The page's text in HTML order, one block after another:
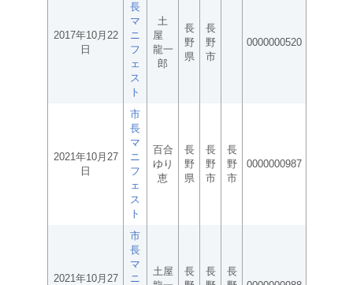
2017年10月22
日
長
マ
ニ
フ
ェ
ス
ト
土
屋
龍一
郎
長
野
県
長
野
市
0000000520
2021年10月27
日
市
長
マ
ニ
フ
ェ
ス
ト
百合
ゆり
恵
長
野
県
長
野
市
長
野
市
0000000987
2021年10月27
市
長
マ
ニ
土屋
長
長
長